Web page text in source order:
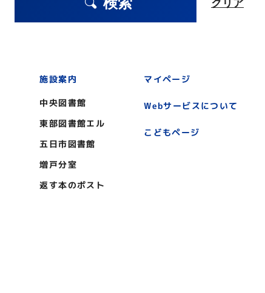
クリア
施設案内
中央図書館
東部図書館エル
五日市図書館
増戸分室
返す本のポスト
マイページ
Webサービスについて
こどもページ